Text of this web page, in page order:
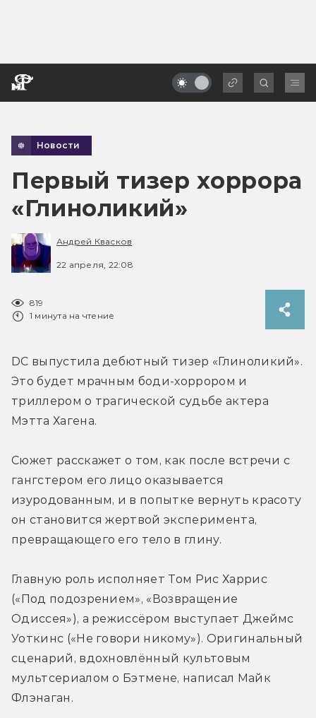
Новости
Первый тизер хоррора
«Глиноликий»
Андрей Квасков
22 апреля, 22:08
819
1 минута на чтение
DC выпустила дебютный тизер «Глиноликий».
Это будет мрачным боди-хоррором и
триллером о трагической судьбе актера
Мэтта Хагена.
Сюжет расскажет о том, как после встречи с
гангстером его лицо оказывается
изуродованным, и в попытке вернуть красоту
он становится жертвой эксперимента,
превращающего его тело в глину.
Главную роль исполняет Том Рис Харрис
(«Под подозрением», «Возвращение
Одиссея»), а режиссёром выступает Джеймс
Уоткинс («Не говори никому»). Оригинальный
сценарий, вдохновлённый культовым
мультсериалом о Бэтмене, написал Майк
Флэнаган.